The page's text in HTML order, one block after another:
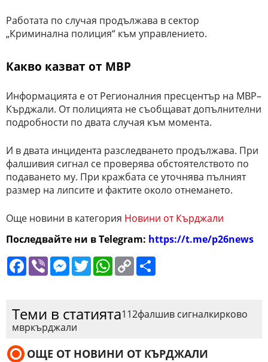
Работата по случая продължава в сектор
„Криминална полиция“ към управлението.
Какво казват от МВР
Информацията е от Регионалния пресцентър на МВР–
Кърджали. От полицията не съобщават допълнителни
подробности по двата случая към момента.
И в двата инцидента разследването продължава. При
фалшивия сигнал се проверява обстоятелството по
подаването му. При кражбата се уточнява пълният
размер на липсите и фактите около отнемането.
Още новини в категория Новини от Кърджали
Последвайте ни в Telegram: https://t.me/p26news
Facebook
ViberMessenger
TwitterWhatsApp
Copy
Link
Теми в статията112фалшив сигналкирково
мвркърджали
ОЩЕ ОТ НОВИНИ ОТ КЪРДЖАЛИ